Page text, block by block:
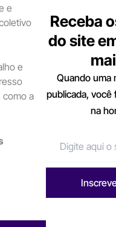
e
e
como a
Receba
do site
Quando uma
publicada, você
na